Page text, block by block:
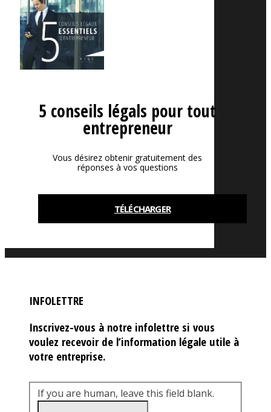
5 conseils légals pour tout
entrepreneur
Vous désirez obtenir gratuitement des
réponses à vos questions
TÉLÉCHARGER
INFOLETTRE
Inscrivez-vous à notre infolettre si vous
voulez recevoir de l’information légale utile à
votre entreprise.
If you are human, leave this field blank.